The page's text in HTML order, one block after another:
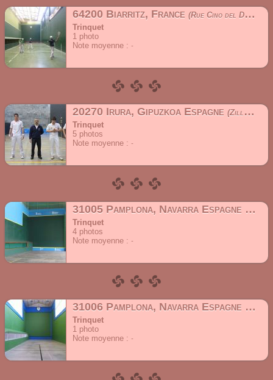
64200 Biarritz, France
Rue Cino del Duca
Trinquet
1 photo
Note moyenne :
20270 Irura, Gipuzkoa Espagne
Zillar Kalea 1
Trinquet
5 photos
Note moyenne :
31005 Pamplona, Navarra Espagne
Calle
Trinquet
4 photos
Note moyenne :
31006 Pamplona, Navarra Espagne
Calle
Trinquet
1 photo
Note moyenne :